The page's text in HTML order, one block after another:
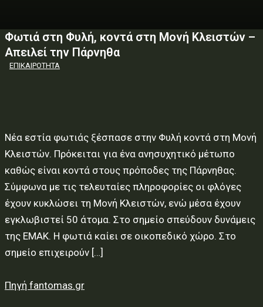
Φωτιά στη Φυλή, κοντά στη Μονή Κλειστών –
Απειλεί την Πάρνηθα
ΕΠΙΚΑΙΡΟΤΗΤΑ
Νέα εστία φωτιάς ξέσπασε στην Φυλή κοντά στη Μονή
Κλειστών. Πρόκειται για ένα ανησυχητικό μέτωπο
καθώς είναι κοντά στους πρόποδες της Πάρνηθας.
Σύμφωνα με τις τελευταίες πληροφορίες οι φλόγες
έχουν κυκλώσει τη Μονή Κλειστών, ενώ μέσα έχουν
εγκλωβιστεί 50 άτομα. Στο σημείο σπεύδουν δυνάμεις
της ΕΜΑΚ. Η φωτιά καίει σε οικοπεδικό χώρο. Στο
σημείο επιχειρούν […]
Πηγή fantomas.gr